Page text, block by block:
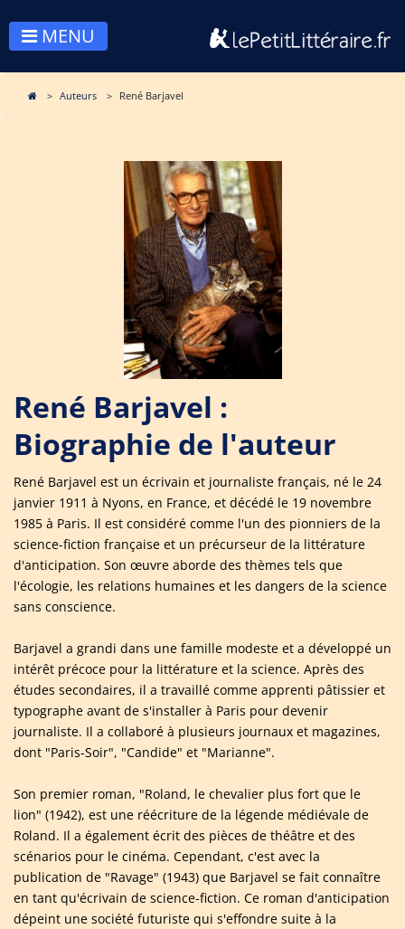
MENU
Auteurs René Barjavel
René Barjavel :
Biographie de l'auteur
René Barjavel est un écrivain et journaliste français, né le 24
janvier 1911 à Nyons, en France, et décédé le 19 novembre
1985 à Paris. Il est considéré comme l'un des pionniers de la
science-fiction française et un précurseur de la littérature
d'anticipation. Son œuvre aborde des thèmes tels que
l'écologie, les relations humaines et les dangers de la science
sans conscience.
Barjavel a grandi dans une famille modeste et a développé un
intérêt précoce pour la littérature et la science. Après des
études secondaires, il a travaillé comme apprenti pâtissier et
typographe avant de s'installer à Paris pour devenir
journaliste. Il a collaboré à plusieurs journaux et magazines,
dont "Paris-Soir", "Candide" et "Marianne".
Son premier roman, "Roland, le chevalier plus fort que le
lion" (1942), est une réécriture de la légende médiévale de
Roland. Il a également écrit des pièces de théâtre et des
scénarios pour le cinéma. Cependant, c'est avec la
publication de "Ravage" (1943) que Barjavel se fait connaître
en tant qu'écrivain de science-fiction. Ce roman d'anticipation
dépeint une société futuriste qui s'effondre suite à la